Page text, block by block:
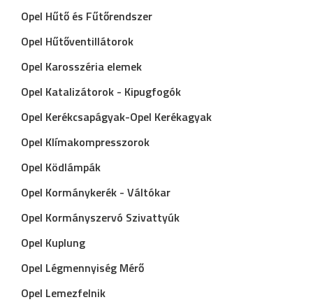
Opel Hűtő és Fűtőrendszer
Opel Hűtőventillátorok
Opel Karosszéria elemek
Opel Katalizátorok - Kipugfogók
Opel Kerékcsapágyak-Opel Kerékagyak
Opel Klímakompresszorok
Opel Ködlámpák
Opel Kormánykerék - Váltókar
Opel Kormányszervó Szivattyúk
Opel Kuplung
Opel Légmennyiség Mérő
Opel Lemezfelnik